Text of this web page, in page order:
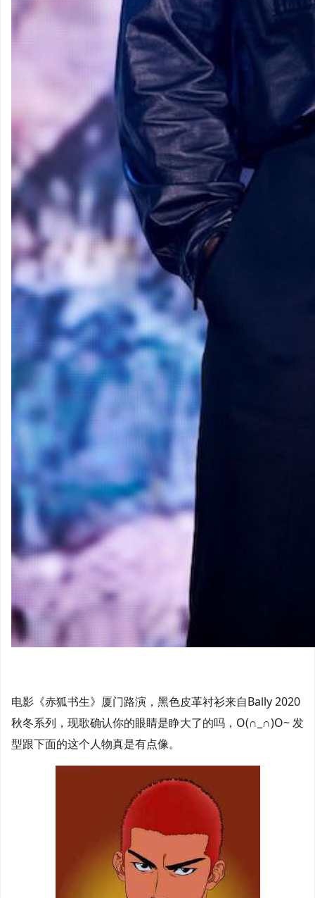
电影《赤狐书生》厦门路演，黑色皮革衬衫来自Bally 2020
秋冬系列，现歌确认你的眼睛是睁大了的吗，O(∩_∩)O~ 发
型跟下面的这个人物真是有点像。